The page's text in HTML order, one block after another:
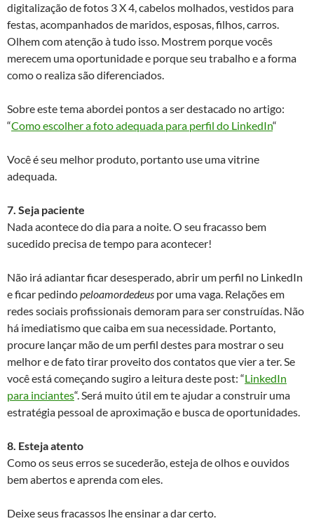
digitalização de fotos 3 X 4, cabelos molhados, vestidos para
festas, acompanhados de maridos, esposas, filhos, carros.
Olhem com atenção à tudo isso. Mostrem porque vocês
merecem uma oportunidade e porque seu trabalho e a forma
como o realiza são diferenciados.
Sobre este tema abordei pontos a ser destacado no artigo:
“Como escolher a foto adequada para perfil do LinkedIn“
Você é seu melhor produto, portanto use uma vitrine
adequada.
7. Seja paciente
Nada acontece do dia para a noite. O seu fracasso bem
sucedido precisa de tempo para acontecer!
Não irá adiantar ficar desesperado, abrir um perfil no LinkedIn
e ficar pedindopeloamordedeus por uma vaga. Relações em
redes sociais profissionais demoram para ser construídas. Não
há imediatismo que caiba em sua necessidade. Portanto,
procure lançar mão de um perfil destes para mostrar o seu
melhor e de fato tirar proveito dos contatos que vier a ter. Se
você está começando sugiro a leitura deste post: “LinkedIn
para inciantes“. Será muito útil em te ajudar a construir uma
estratégia pessoal de aproximação e busca de oportunidades.
8. Esteja atento
Como os seus erros se sucederão, esteja de olhos e ouvidos
bem abertos e aprenda com eles.
Deixe seus fracassos lhe ensinar a dar certo.